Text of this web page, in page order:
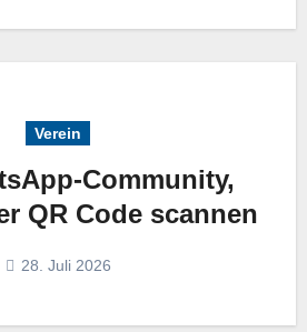
Verein
Community,
QR Code scannen
28. Juli 2026